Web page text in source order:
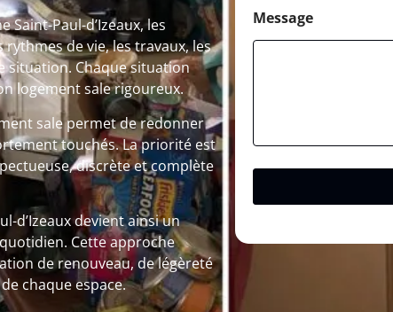
Paul-d’Izeaux, les
de vie, les travaux, les
situation. Chaque situation
logement sale rigoureux.
sale permet de redonner
touchés. La priorité est
discrète et complète
d’Izeaux devient ainsi un
Cette approche
de renouveau, de légèreté
chaque espace.
Message